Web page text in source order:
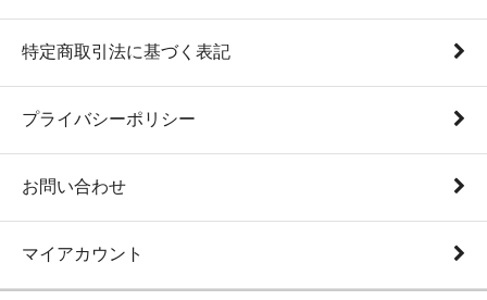
特定商取引法に基づく表記
プライバシーポリシー
お問い合わせ
マイアカウント